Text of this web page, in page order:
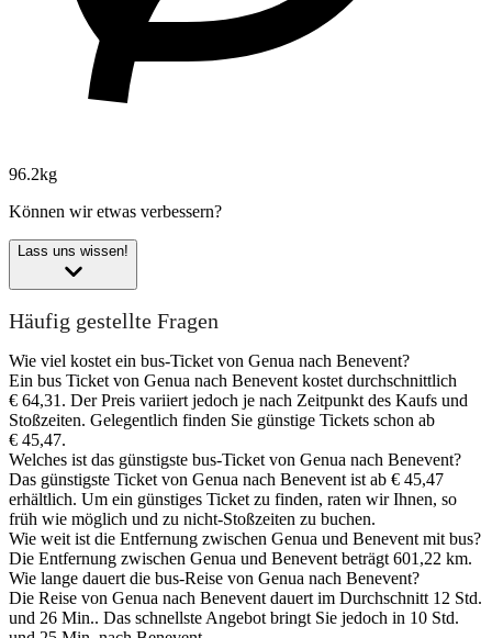
96.2kg
Können wir etwas verbessern?
Lass uns wissen!
Häufig gestellte Fragen
Wie viel kostet ein bus-Ticket von Genua nach Benevent?
Ein bus Ticket von Genua nach Benevent kostet durchschnittlich
€ 64,31. Der Preis variiert jedoch je nach Zeitpunkt des Kaufs und
Stoßzeiten. Gelegentlich finden Sie günstige Tickets schon ab
€ 45,47.
Welches ist das günstigste bus-Ticket von Genua nach Benevent?
Das günstigste Ticket von Genua nach Benevent ist ab € 45,47
erhältlich. Um ein günstiges Ticket zu finden, raten wir Ihnen, so
früh wie möglich und zu nicht-Stoßzeiten zu buchen.
Wie weit ist die Entfernung zwischen Genua und Benevent mit bus?
Die Entfernung zwischen Genua und Benevent beträgt 601,22 km.
Wie lange dauert die bus-Reise von Genua nach Benevent?
Die Reise von Genua nach Benevent dauert im Durchschnitt 12 Std.
und 26 Min.. Das schnellste Angebot bringt Sie jedoch in 10 Std.